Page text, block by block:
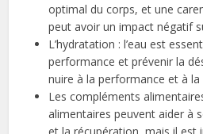
optimal du corps, et une
peut avoir un impact négatif
L’hydratation : l’eau est
performance et prévenir la
nuire à la performance et à la
Les compléments
alimentaires peuvent aider à